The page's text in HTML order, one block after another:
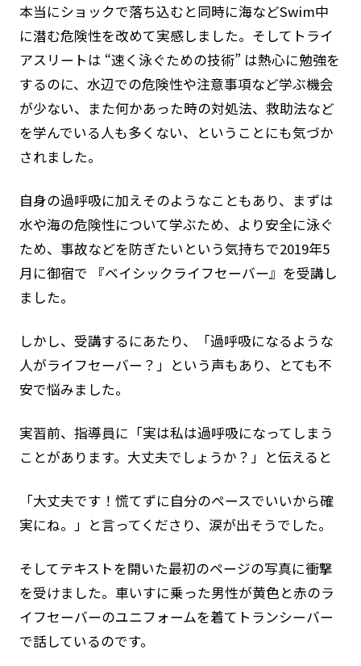
本当にショックで落ち込むと同時に海などSwim中
に潜む危険性を改めて実感しました。そしてトライ
アスリートは “速く泳ぐための技術” は熱心に勉強を
するのに、水辺での危険性や注意事項など学ぶ機会
が少ない、また何かあった時の対処法、救助法など
を学んでいる人も多くない、ということにも気づか
されました。
自身の過呼吸に加えそのようなこともあり、まずは
水や海の危険性について学ぶため、より安全に泳ぐ
ため、事故などを防ぎたいという気持ちで2019年5
月に御宿で 『ベイシックライフセーバー』を受講し
ました。
しかし、受講するにあたり、「過呼吸になるような
人がライフセーバー？」という声もあり、とても不
安で悩みました。
実習前、指導員に「実は私は過呼吸になってしまう
ことがあります。大丈夫でしょうか？」と伝えると
「大丈夫です！慌てずに自分のペースでいいから確
実にね。」と言ってくださり、涙が出そうでした。
そしてテキストを開いた最初のページの写真に衝撃
を受けました。車いすに乗った男性が黄色と赤のラ
イフセーバーのユニフォームを着てトランシーバー
で話しているのです。